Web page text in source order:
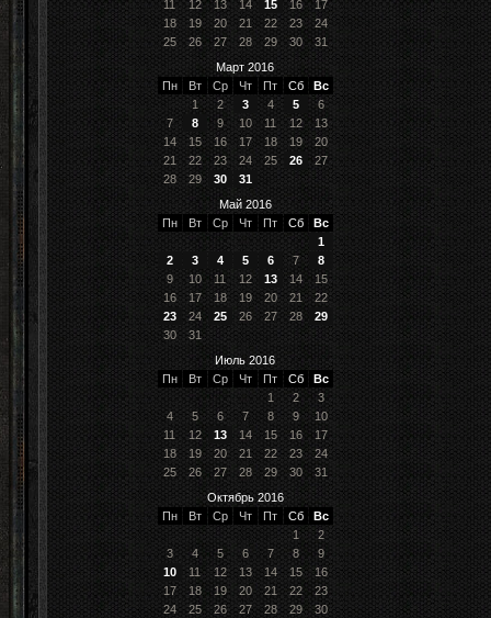
11
12 13 14 15 16
17
18
19 20 21 22 23
24
25
26 27 28 29 30
31
Март 2016
Пн
Вт Ср Чт Пт Сб
Вс
1
2 3 4 5
6
7
8 9 10 11 12
13
14
15 16 17 18 19
20
21
22 23 24 25 26
27
28
29 30
31
Май 2016
Пн
Вт Ср Чт Пт Сб
Вс
1
2
3 4 5 6 7
8
9
10 11 12 13 14
15
16
17 18 19 20 21
22
23
24 25 26 27 28
29
30
31
Июль 2016
Пн
Вт Ср Чт Пт Сб
Вс
1
2
3
4
5 6 7 8 9
10
11
12 13 14 15 16
17
18
19 20 21 22 23
24
25
26 27 28 29 30
31
Октябрь 2016
Пн
Вт Ср Чт Пт Сб
Вс
1
2
3
4 5 6 7 8
9
10
11 12 13 14 15
16
17
18 19 20 21 22
23
24
25 26 27 28 29
30